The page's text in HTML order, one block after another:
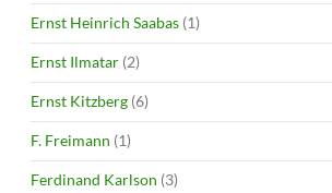
Ernst Heinrich Saabas (1)
Ernst Ilmatar (2)
Ernst Kitzberg (6)
F. Freimann (1)
Ferdinand Karlson (3)